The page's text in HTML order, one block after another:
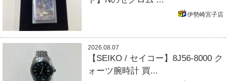
伊勢崎宮子店
2026.08.07
【SEIKO / セイコー】8J56-8000 ク
ォーツ腕時計 買...